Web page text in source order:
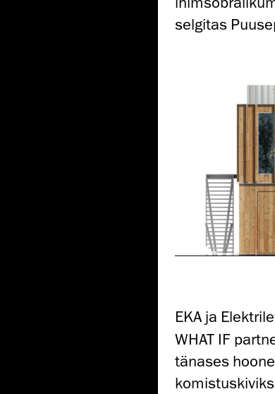
selgitas
EKA ja
WHAT IF
tänases